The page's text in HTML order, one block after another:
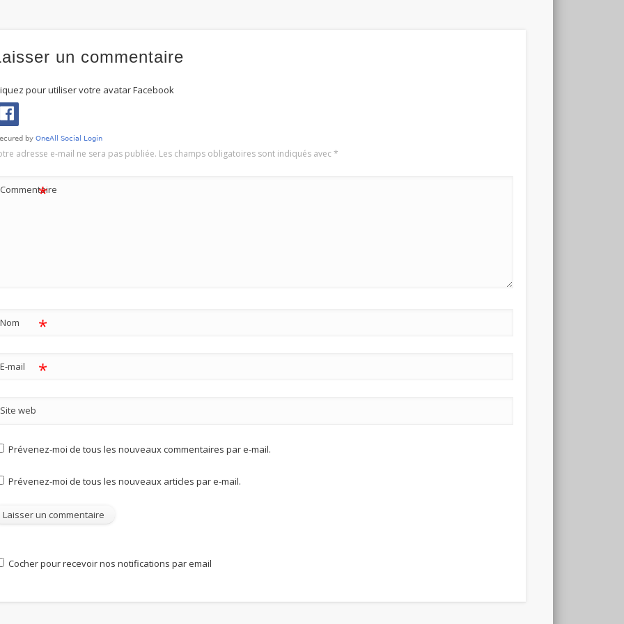
un commentaire
pour utiliser votre avatar Facebook
adresse e-mail ne sera pas publiée. Les champs obligatoires sont indiqués avec*
Commentaire
*
Nom *
E-mail *
Site web
Prévenez-moi de tous les nouveaux commentaires par e-mail.
Prévenez-moi de tous les nouveaux articles par e-mail.
Cocher pour recevoir nos notifications par email